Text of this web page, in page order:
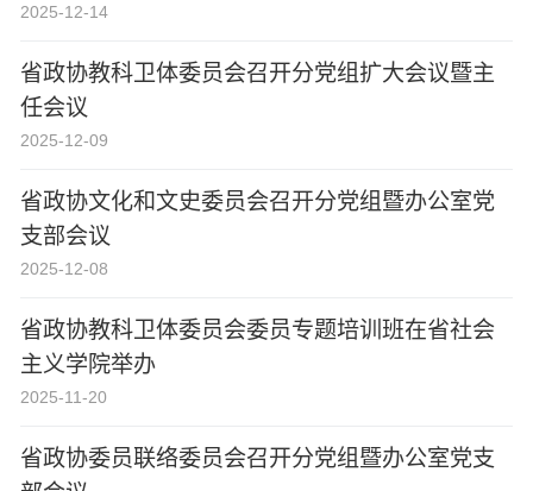
2025-12-14
省政协教科卫体委员会召开分党组扩大会议暨主
任会议
2025-12-09
省政协文化和文史委员会召开分党组暨办公室党
支部会议
2025-12-08
省政协教科卫体委员会委员专题培训班在省社会
主义学院举办
2025-11-20
省政协委员联络委员会召开分党组暨办公室党支